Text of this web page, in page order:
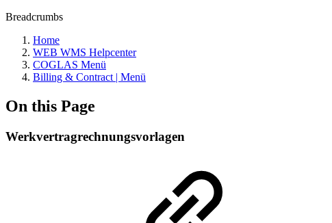
Breadcrumbs
Home
WEB WMS Helpcenter
COGLAS Menü
Billing & Contract | Menü
On this Page
Werkvertragrechnungsvorlagen